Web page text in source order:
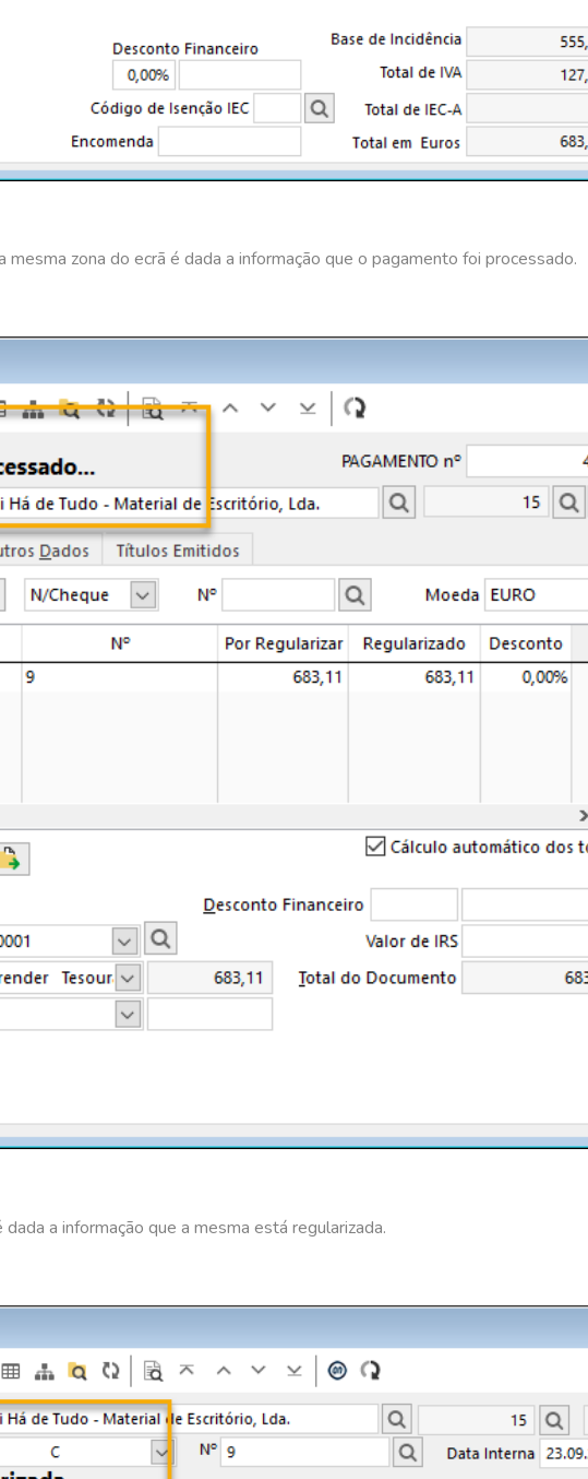
mesma zona do ecrã é dada a informação que o pagamento foi processado.
a informação que a mesma está regularizada.